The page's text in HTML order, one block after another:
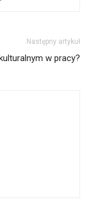
Następny artykuł
w pracy?